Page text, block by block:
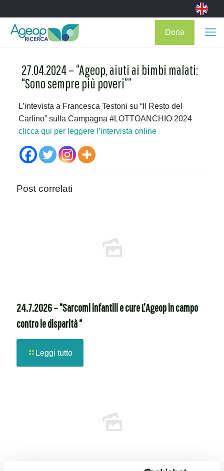
Dona
27.04.2024 – “Ageop, aiuti ai bimbi malati:
“Sono sempre più poveri””
L’intevista a Francesca Testoni su “Il Resto del
Carlino” sulla Campagna #LOTTOANCHIO 2024
clicca qui per leggere l’intervista online
Post correlati
24.7.2026 – “Sarcomi infantili e cure L’Ageop in campo
contro le disparità “
Leggi tutto